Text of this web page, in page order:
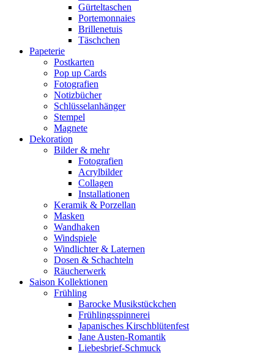
Gürteltaschen
Portemonnaies
Brillenetuis
Täschchen
Papeterie
Postkarten
Pop up Cards
Fotografien
Notizbücher
Schlüsselanhänger
Stempel
Magnete
Dekoration
Bilder & mehr
Fotografien
Acrylbilder
Collagen
Installationen
Keramik & Porzellan
Masken
Wandhaken
Windspiele
Windlichter & Laternen
Dosen & Schachteln
Räucherwerk
Saison Kollektionen
Frühling
Barocke Musikstückchen
Frühlingsspinnerei
Japanisches Kirschblütenfest
Jane Austen-Romantik
Liebesbrief-Schmuck